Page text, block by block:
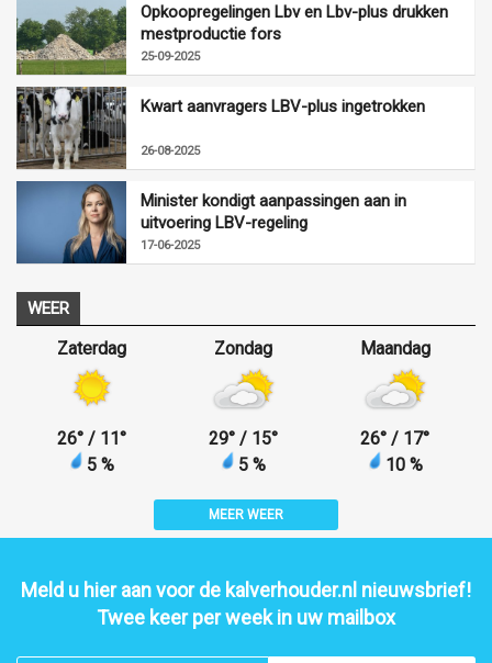
Opkoopregelingen Lbv en Lbv-plus drukken
mestproductie fors
25-09-2025
Kwart aanvragers LBV-plus ingetrokken
26-08-2025
Minister kondigt aanpassingen aan in
uitvoering LBV-regeling
17-06-2025
WEER
Zaterdag
26° / 11°
5 %
Zondag
29° / 15°
5 %
Maandag
26° / 17°
10 %
MEER WEER
Meld u hier aan voor de kalverhouder.nl nieuwsbrief!
Twee keer per week in uw mailbox